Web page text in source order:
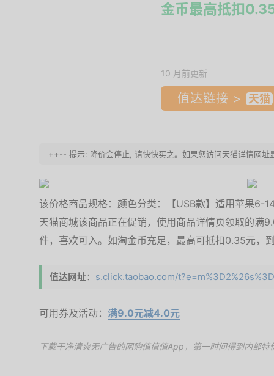
金币最高抵扣
10 月前更新
值达链接 >
++-- 提示: 降价会停止, 请快快买之。如果您访问天猫详情网
该价格商品规格：颜色分类：【USB款】适用苹果
天猫商城该商品正在促销，使用商品详情页领取的满
件，喜欢可入。如淘金币充足，最高可抵扣0.35元，
值达网址： s.click.taobao.com/
可用券及活动： 满9.0元减4.0元
下载干净清爽无广告的网购值值值App ，第一时间得到内部特